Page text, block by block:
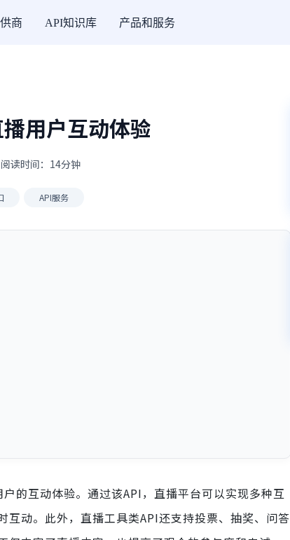
商 API知识库 产品和服务
用户互动体验
读时间：14分钟
API服务
的互动体验。通过该API，直播平台可以实现多种互
动。此外，直播工具类API还支持投票、抽奖、问答